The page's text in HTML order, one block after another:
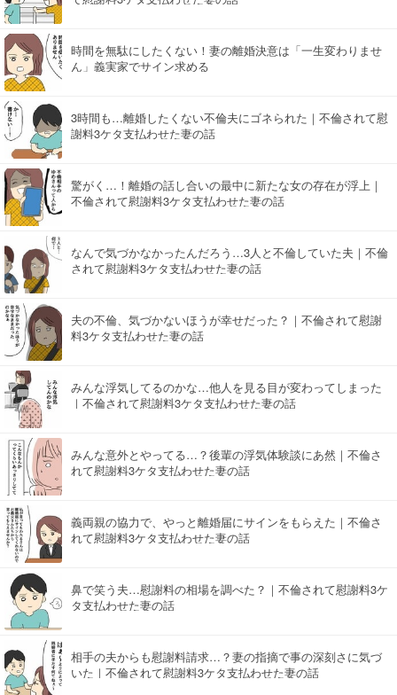
時間を無駄にしたくない！妻の離婚決意は「一生変わりませ
ん」義実家でサイン求める
3時間も…離婚したくない不倫夫にゴネられた｜不倫されて慰
謝料3ケタ支払わせた妻の話
驚がく…！離婚の話し合いの最中に新たな女の存在が浮上｜
不倫されて慰謝料3ケタ支払わせた妻の話
なんで気づかなかったんだろう…3人と不倫していた夫｜不倫
されて慰謝料3ケタ支払わせた妻の話
夫の不倫、気づかないほうが幸せだった？｜不倫されて慰謝
料3ケタ支払わせた妻の話
みんな浮気してるのかな…他人を見る目が変わってしまった
｜不倫されて慰謝料3ケタ支払わせた妻の話
みんな意外とやってる…？後輩の浮気体験談にあ然｜不倫さ
れて慰謝料3ケタ支払わせた妻の話
義両親の協力で、やっと離婚届にサインをもらえた｜不倫さ
れて慰謝料3ケタ支払わせた妻の話
鼻で笑う夫…慰謝料の相場を調べた？｜不倫されて慰謝料3ケ
タ支払わせた妻の話
相手の夫からも慰謝料請求…？妻の指摘で事の深刻さに気づ
いた｜不倫されて慰謝料3ケタ支払わせた妻の話